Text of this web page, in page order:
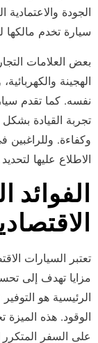
الجودة
سيارة تخدم
بعض العلامات
الهجينة
نفسه. كما تقدم
تجربة القيادة
وكفاءة. وللراغبين
الاطلاع عليها
الفوائد
تعتبر السيارات
مزايا تهدف إلى
الرئيسية هو
الوقود. هذه الميزة
على السفر المتكرر